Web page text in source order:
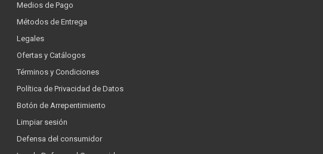
Medios de Pago
Métodos de Entrega
Legales
Ofertas y Catálogos
Términos y Condiciones
Política de Privacidad de Datos
Botón de Arrepentimiento
Limpiar sesión
Defensa del consumidor